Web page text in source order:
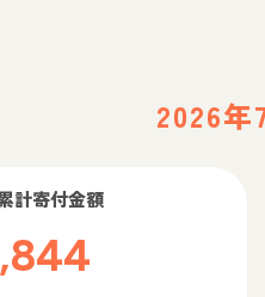
2026年
計寄付金額